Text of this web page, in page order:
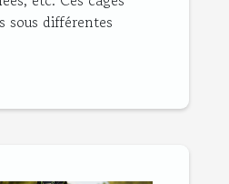
sous différentes